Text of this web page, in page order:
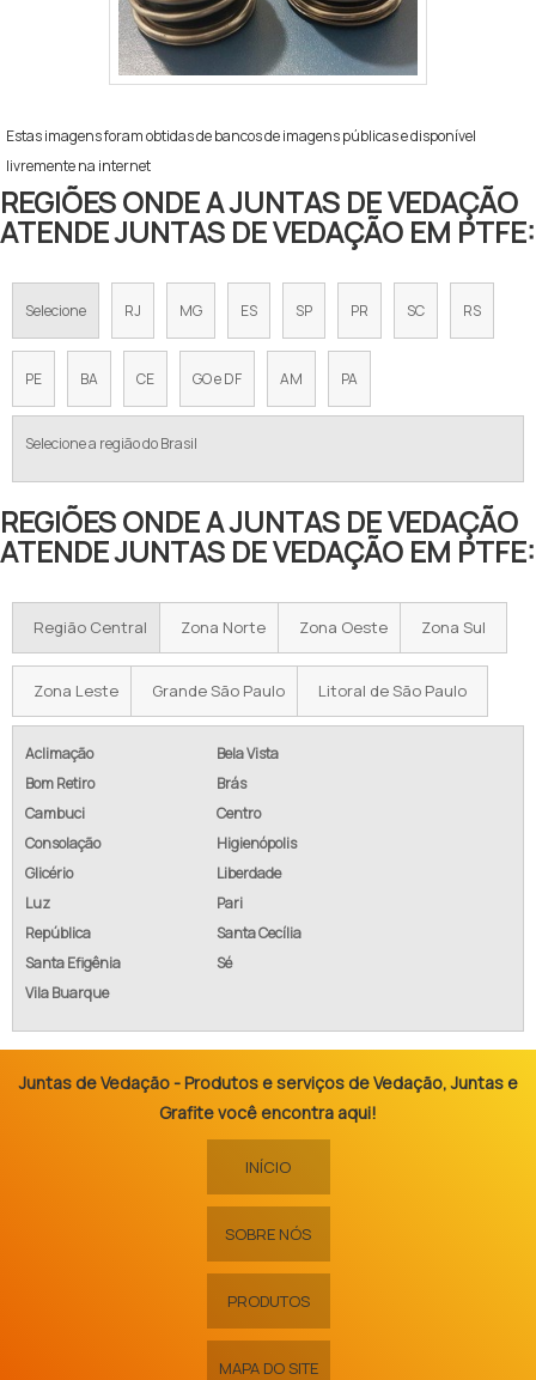
Estas imagens foram obtidas de bancos de imagens públicas e disponível
livremente na internet
REGIÕES ONDE A JUNTAS DE VEDAÇÃO
ATENDE JUNTAS DE VEDAÇÃO EM PTFE:
Selecione RJ MG ES SP PR SC RS
PE BA CE GO e DF AM PA
Selecione a região do Brasil
REGIÕES ONDE A JUNTAS DE VEDAÇÃO
ATENDE JUNTAS DE VEDAÇÃO EM PTFE:
Região Central Zona Norte Zona Oeste Zona Sul
Zona Leste Grande São Paulo Litoral de São Paulo
Aclimação
Bela Vista
Bom Retiro
Brás
Cambuci
Centro
Consolação
Higienópolis
Glicério
Liberdade
Luz
Pari
República
Santa Cecília
Santa Efigênia
Sé
Vila Buarque
Juntas de Vedação - Produtos e serviços de Vedação, Juntas e
Grafite você encontra aqui!
INÍCIO
SOBRE NÓS
PRODUTOS
MAPA DO SITE